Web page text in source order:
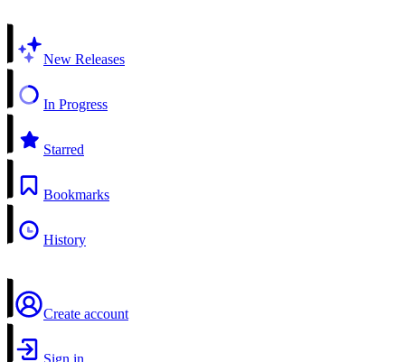
New Releases
In Progress
Starred
Bookmarks
History
Create account
Sign in